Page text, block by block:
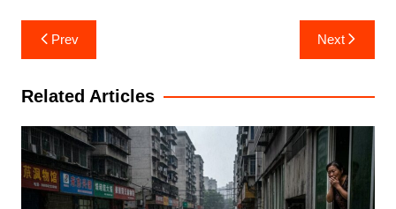
Post
navigation
Prev Next
Related Articles